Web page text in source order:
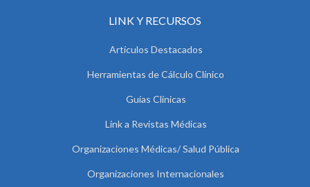
LINK Y RECURSOS
Artículos Destacados
Herramientas de Cálculo Clínico
Guías Clínicas
Link a Revistas Médicas
Organizaciones Médicas/ Salud Pública
Organizaciones Internacionales